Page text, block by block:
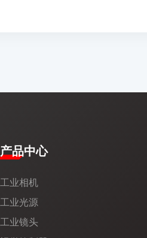
产品中心
工业相机
工业光源
工业镜头